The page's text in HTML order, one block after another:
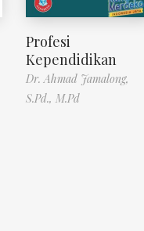
Profesi
Kependidikan
Dr. Ahmad Jamalong,
S.Pd., M.Pd